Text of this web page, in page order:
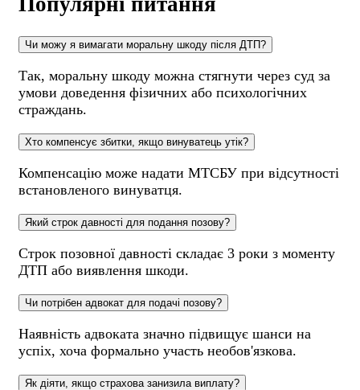
Чи можу я вимагати моральну шкоду після ДТП?
Так, моральну шкоду можна стягнути через суд за
умови доведення фізичних або психологічних
страждань.
Хто компенсує збитки, якщо винуватець утік?
Компенсацію може надати МТСБУ при відсутності
встановленого винуватця.
Який строк давності для подання позову?
Строк позовної давності складає 3 роки з моменту
ДТП або виявлення шкоди.
Чи потрібен адвокат для подачі позову?
Наявність адвоката значно підвищує шанси на
успіх, хоча формально участь необов'язкова.
Як діяти, якщо страхова занизила виплату?